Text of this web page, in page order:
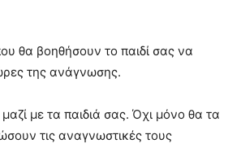
θα βοηθήσουν το παιδί σας να
της ανάγνωσης.
µαζί µε τα παιδιά σας. Όχι µόνο θα τα
τις αναγνωστικές τους